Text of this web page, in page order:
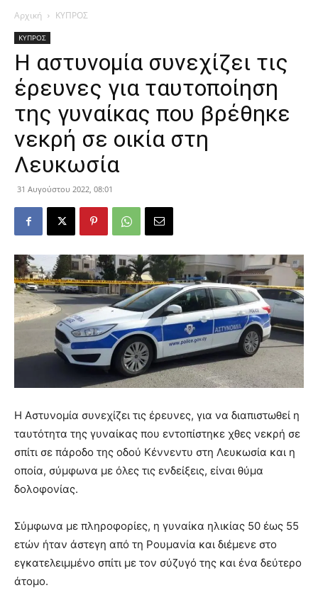
Αρχική ΚΥΠΡΟΣ
ΚΥΠΡΟΣ
Η αστυνομία συνεχίζει τις
έρευνες για ταυτοποίηση
της γυναίκας που βρέθηκε
νεκρή σε οικία στη
Λευκωσία
31 Αυγούστου 2022, 08:01
Η Αστυνομία συνεχίζει τις έρευνες, για να διαπιστωθεί η
ταυτότητα της γυναίκας που εντοπίστηκε χθες νεκρή σε
σπίτι σε πάροδο της οδού Κέννεντυ στη Λευκωσία και η
οποία, σύμφωνα με όλες τις ενδείξεις, είναι θύμα
δολοφονίας.
Σύμφωνα με πληροφορίες, η γυναίκα ηλικίας 50 έως 55
ετών ήταν άστεγη από τη Ρουμανία και διέμενε στο
εγκατελειμμένο σπίτι με τον σύζυγό της και ένα δεύτερο
άτομο.